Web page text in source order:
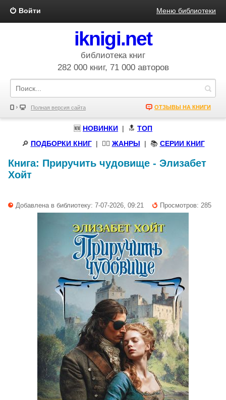
Войти Меню библиотеки
iknigi.net
библиотека книг
282 000 книг, 71 000 авторов
Полная версия сайта ОТЗЫВЫ НА КНИГИ
🆕 НОВИНКИ | 🔝 ТОП
🔎 ПОДБОРКИ КНИГ| 🧝‍♀️ ЖАНРЫ | 📚 СЕРИИ КНИГ
Книга: Приручить чудовище - Элизабет
Хойт
Добавлена в библиотеку: 7-07-2026, 09:21 Просмотров: 285